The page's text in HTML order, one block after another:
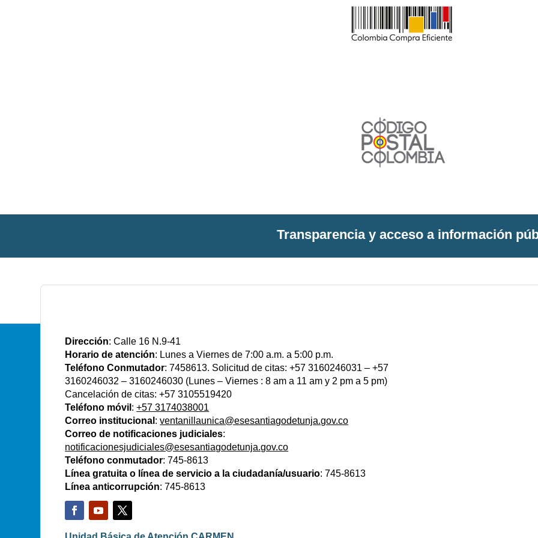
Transparencia y acceso a información
Dirección: Calle 16 N.9-41
Horario de atención: Lunes a Viernes de 7:00 a.m. a 5:00 p.m.
Teléfono Conmutador: 7458613. Solicitud de citas: +57 3160246031 – +57
3160246032 – 3160246030 (Lunes – Viernes : 8 am a 11 am y 2 pm a 5 pm)
Cancelación de citas: +57 3105519420
Teléfono móvil :+57 3174038001
Correo institucional :ventanillaunica@esesantiagodetunja.gov.co
Correo de notificaciones judiciales:
notificacionesjudiciales@esesantiagodetunja.gov.co
Teléfono conmutador: 745-8613
Línea gratuita o línea de servicio a la ciudadanía/usuario: 745-8613
Línea anticorrupción: 745-8613